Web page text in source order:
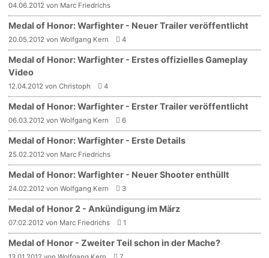
04.06.2012 von Marc Friedrichs
Medal of Honor: Warfighter - Neuer Trailer veröffentlicht
20.05.2012 von Wolfgang Kern 4
Medal of Honor: Warfighter - Erstes offizielles Gameplay
Video
12.04.2012 von Christoph 4
Medal of Honor: Warfighter - Erster Trailer veröffentlicht
06.03.2012 von Wolfgang Kern 6
Medal of Honor: Warfighter - Erste Details
25.02.2012 von Marc Friedrichs
Medal of Honor: Warfighter - Neuer Shooter enthüllt
24.02.2012 von Wolfgang Kern 3
Medal of Honor 2 - Ankündigung im März
07.02.2012 von Marc Friedrichs 1
Medal of Honor - Zweiter Teil schon in der Mache?